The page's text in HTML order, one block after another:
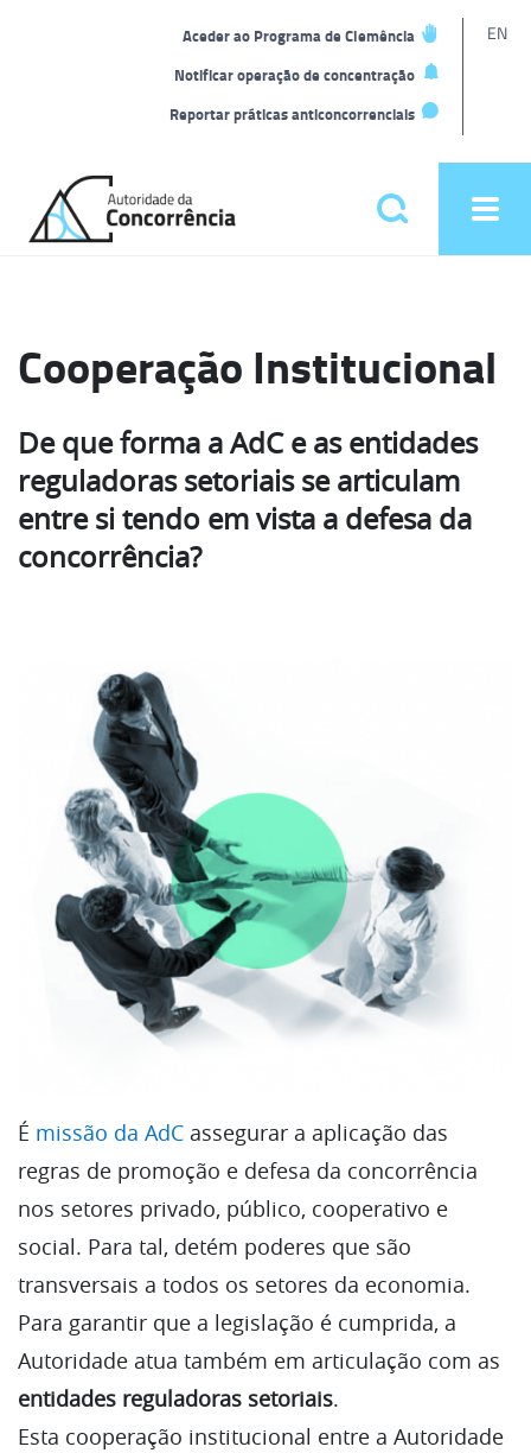
Aceder ao Programa de Clemência
Notificar operação de concentração
Reportar práticas anticoncorrenciais
EN
home
Pesquisar
Cooperação Institucional
De que forma a AdC e as entidades
reguladoras setoriais se articulam
entre si tendo em vista a defesa da
concorrência?
É missão da AdC assegurar a aplicação das
regras de promoção e defesa da concorrência
nos setores privado, público, cooperativo e
social. Para tal, detém poderes que são
transversais a todos os setores da economia.
Para garantir que a legislação é cumprida, a
Autoridade atua também em articulação com as
entidades reguladoras setoriais.
Esta cooperação institucional entre a Autoridade